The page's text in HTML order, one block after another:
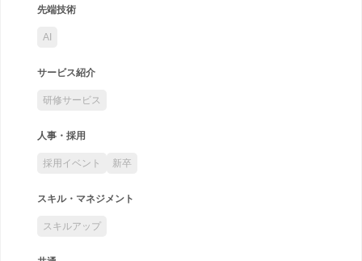
先端技術
AI
サービス紹介
研修サービス
人事・採用
採用イベント 新卒
スキル・マネジメント
スキルアップ